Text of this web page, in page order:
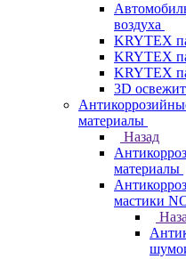
воздуха
KRYTEX
KRYTEX
KRYTEX
3D
материалы
Назад
материалы
мастики